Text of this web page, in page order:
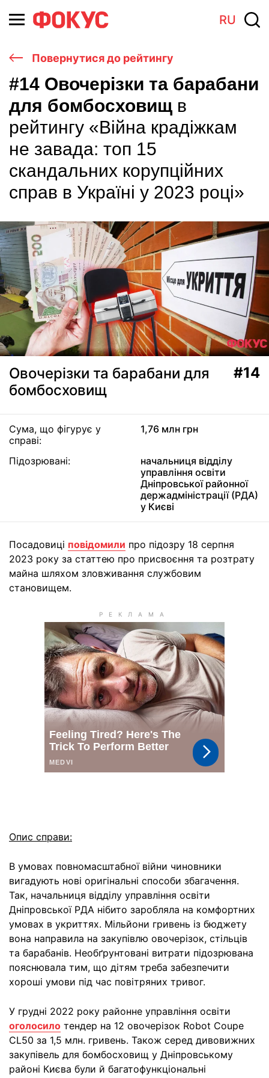
RU
Повернутися до рейтингу
#14 Овочерізки та барабани
для бомбосховищ в
рейтингу «Війна крадіжкам
не завада: топ 15
скандальних корупційних
справ в Україні у 2023 році»
Овочерізки та барабани для
бомбосховищ
#14
Сума, що фігурує у
справі:
1,76 млн грн
Підозрювані:
начальниця відділу
управління освіти
Дніпровської районної
держадміністрації (РДА)
у Києві
Посадовиці повідомили про підозру 18 серпня
2023 року за статтею про присвоєння та розтрату
майна шляхом зловживання службовим
становищем.
Опис справи:
В умовах повномасштабної війни чиновники
вигадують нові оригінальні способи збагачення.
Так, начальниця відділу управління освіти
Дніпровської РДА нібито заробляла на комфортних
умовах в укриттях. Мільйони гривень із бюджету
вона направила на закупівлю овочерізок, стільців
та барабанів. Необґрунтовані витрати підозрювана
пояснювала тим, що дітям треба забезпечити
хороші умови під час повітряних тривог.
У грудні 2022 року районне управління освіти
оголосило тендер на 12 овочерізок Robot Coupe
CL50 за 1,5 млн. гривень. Також серед дивовижних
закупівель для бомбосховищ у Дніпровському
районі Києва були й багатофункціональні